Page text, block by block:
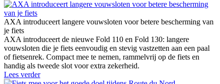
AXA introduceert langere vouwsloten voor betere bescherming van
je fiets
AXA introduceert de nieuwe Fold 110 en Fold 130: langere
vouwsloten die je fiets eenvoudig en stevig vastzetten aan een paal
of fietsenrek. Compact mee te nemen, rammelvrij op de fiets en
handig als tweede slot voor extra zekerheid.
Lees verder